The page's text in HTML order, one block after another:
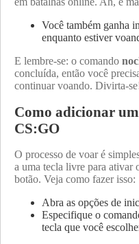
Você também ganha
enquanto estiver
E lembre-se: o comando
concluída, então você
continuar voando. Divirta-
Como adicionar
CS:GO
O processo de voar é
a uma tecla livre para ativar
botão. Veja como fazer isso:
Abra as opções de
Especifique o
tecla que você